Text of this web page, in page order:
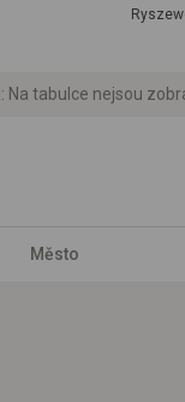
Na tabulce nejsou
Město